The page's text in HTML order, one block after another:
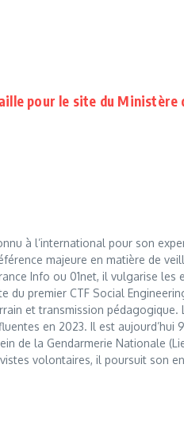
pour le site du Ministère
à l’international pour son
majeure en matière de
Info ou 01net, il vulgarise les
premier CTF Social
et transmission pédagogique.
en 2023. Il est aujourd’hui
de la Gendarmerie Nationale
volontaires, il poursuit son